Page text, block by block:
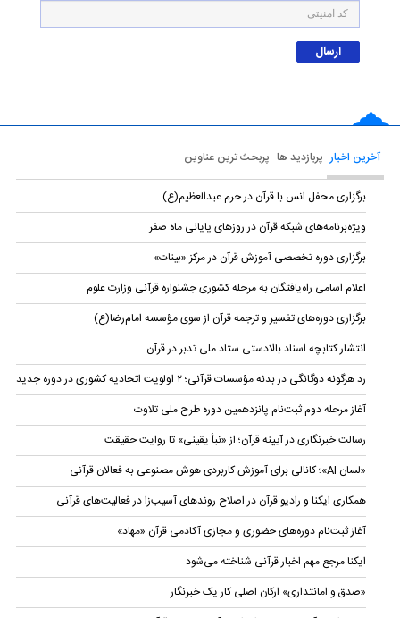
آخرین اخبار پربازدید ها پربحث ترین عناوین
برگزاری محفل انس با قرآن در حرم عبدالعظیم(ع)
ویژه‌برنامه‌های شبکه قرآن در روزهای پایانی ماه صفر
برگزاری دوره تخصصی آموزش قرآن در مرکز «بینات»
اعلام اسامی راه‌یافتگان به مرحله کشوری جشنواره قرآنی وزارت علوم
برگزاری دوره‌های تفسیر و ترجمه قرآن از سوی مؤسسه امام‌رضا(ع)
انتشار کتابچه اسناد بالادستی ستاد ملی تدبر در قرآن
رد هرگونه دوگانگی در بدنه مؤسسات قرآنی؛ ۲ اولویت اتحادیه کشوری در دوره جدید
آغاز مرحله دوم ثبت‌نام‌ پانزدهمین دوره طرح ملی تلاوت
رسالت خبرنگاری در آیینه قرآن؛ از «نبأ یقینی» تا روایت حقیقت
«لسان AI»؛ کانالی برای آموزش کاربردی هوش مصنوعی به فعالان قرآنی
همکاری ایکنا و رادیو قرآن در اصلاح روندهای آسیب‌زا در فعالیت‌های قرآنی
آغاز ثبت‌نام دوره‌های حضوری و مجازی آکادمی قرآن «مهاد»
ایکنا مرجع مهم اخبار قرآنی شناخته می‌شود
«صدق و امانتداری» ارکان اصلی کار یک خبرنگار